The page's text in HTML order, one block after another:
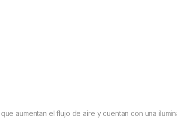
aumentan el flujo de aire y cuentan con una